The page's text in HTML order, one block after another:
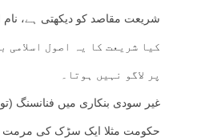
شریعت مقاصد کو دیکھتی ہے، نام
کیا شریعت کا یہ اصول اسلامی
پر لاگو نہیں ہوتا۔
غیر سودی بنکاری میں فنانسنگ
حکومت مثلا ایک سڑک کی مرمت